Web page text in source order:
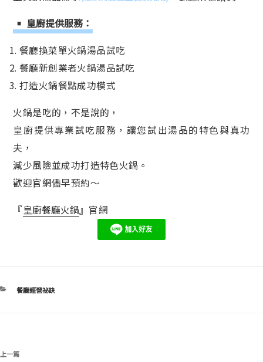
皇廚提供服務：
1. 餐廳換菜單火鍋湯品試吃
2. 餐廳新創業者火鍋湯品試吃
3. 打造火鍋餐點成功模式
火鍋是吃的，不是說的，
皇廚提供專業試吃服務，讓您試出湯品的特色與真功
夫，
減少風險並成功打造特色火鍋。
歡迎官網儘早預約～
『皇廚餐廳火鍋』官網
分
餐廳經營祕訣
文
上
上一篇